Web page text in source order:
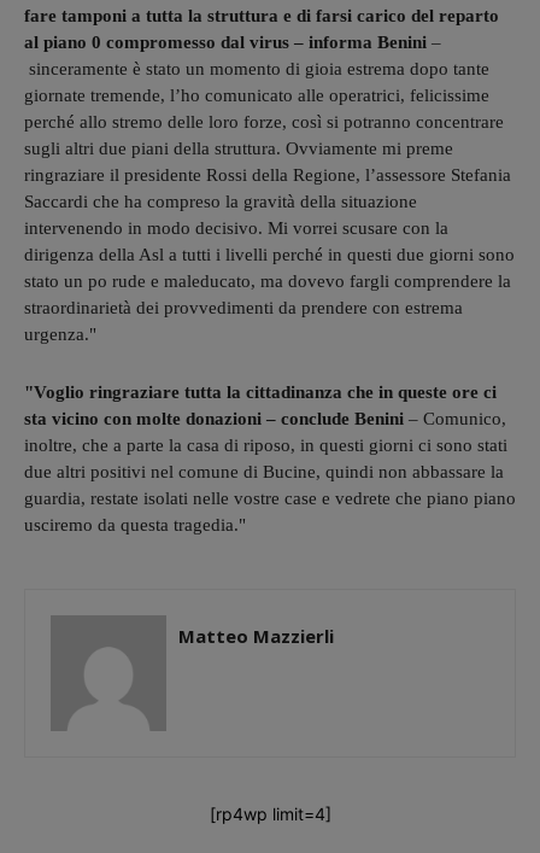
fare tamponi a tutta la struttura e di farsi carico del reparto
al piano 0 compromesso dal virus – informa Benini –
sinceramente è stato un momento di gioia estrema dopo tante
giornate tremende, l’ho comunicato alle operatrici, felicissime
perché allo stremo delle loro forze, così si potranno concentrare
sugli altri due piani della struttura. Ovviamente mi preme
ringraziare il presidente Rossi della Regione, l’assessore Stefania
Saccardi che ha compreso la gravità della situazione
intervenendo in modo decisivo. Mi vorrei scusare con la
dirigenza della Asl a tutti i livelli perché in questi due giorni sono
stato un po rude e maleducato, ma dovevo fargli comprendere la
straordinarietà dei provvedimenti da prendere con estrema
urgenza."
"Voglio ringraziare tutta la cittadinanza che in queste ore ci
sta vicino con molte donazioni – conclude Benini – Comunico,
inoltre, che a parte la casa di riposo, in questi giorni ci sono stati
due altri positivi nel comune di Bucine, quindi non abbassare la
guardia, restate isolati nelle vostre case e vedrete che piano piano
usciremo da questa tragedia."
Matteo Mazzierli
[rp4wp limit=4]